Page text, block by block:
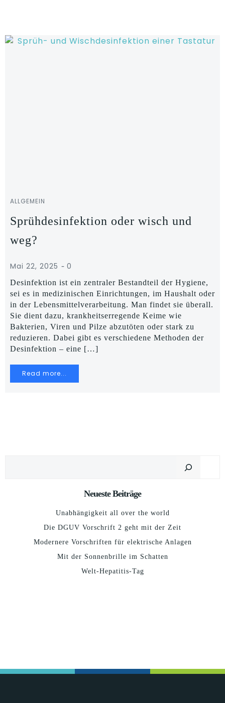
ALLGEMEIN
Sprühdesinfektion oder wisch und
weg?
Mai 22, 2025 - 0
Desinfektion ist ein zentraler Bestandteil der Hygiene,
sei es in medizinischen Einrichtungen, im Haushalt oder
in der Lebensmittelverarbeitung. Man findet sie überall.
Sie dient dazu, krankheitserregende Keime wie
Bakterien, Viren und Pilze abzutöten oder stark zu
reduzieren. Dabei gibt es verschiedene Methoden der
Desinfektion – eine […]
Read more...
Neueste Beiträge
Unabhängigkeit all over the world
Die DGUV Vorschrift 2 geht mit der Zeit
Modernere Vorschriften für elektrische Anlagen
Mit der Sonnenbrille im Schatten
Welt-Hepatitis-Tag